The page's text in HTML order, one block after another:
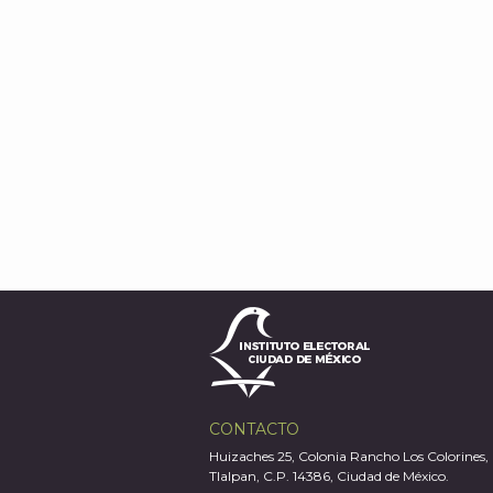
CONTACTO
Huizaches 25, Colonia Rancho Los Colorines,
Tlalpan, C.P. 14386, Ciudad de México.